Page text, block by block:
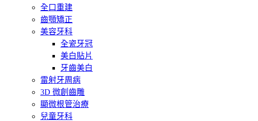
全口重建
齒顎矯正
美容牙科
全瓷牙冠
美白貼片
牙齒美白
雷射牙周病
3D 微創齒雕
顯微根管治療
兒童牙科